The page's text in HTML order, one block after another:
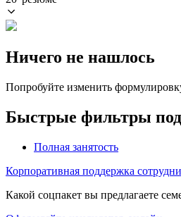
Ничего не нашлось
Попробуйте изменить
Быстрые фильтры
Полная занятость
Корпоративная поддержка
Какой соцпакет вы предлагаете